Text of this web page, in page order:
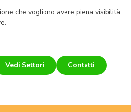
che vogliono avere piena visibilità
Vedi Settori Contatti